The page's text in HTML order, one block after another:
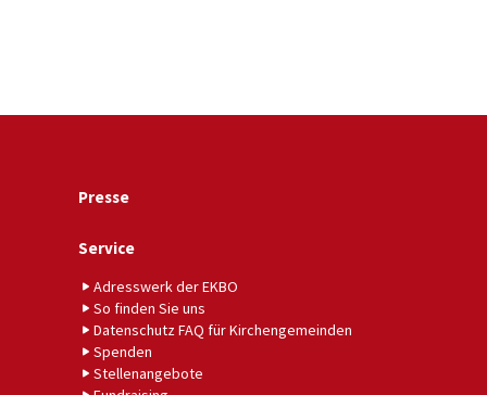
Presse
Service
Adresswerk der EKBO
So finden Sie uns
Datenschutz FAQ für Kirchengemeinden
Spenden
Stellenangebote